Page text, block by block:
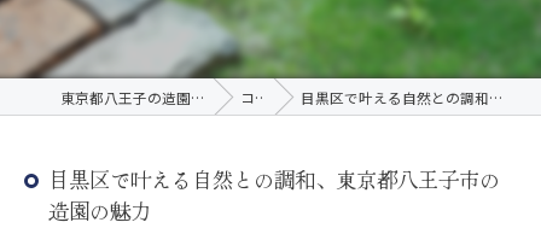
東京都八王子の造園なら株式会社昇造園 コラム 目黒区で叶える自然との調和、東京都八王子市の造園の魅力
目黒区で叶える自然との調和、東京都八王子市の
造園の魅力